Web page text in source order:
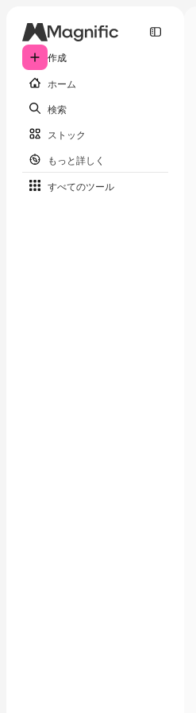
作成
ホーム
検索
ストック
もっと詳しく
すべてのツール